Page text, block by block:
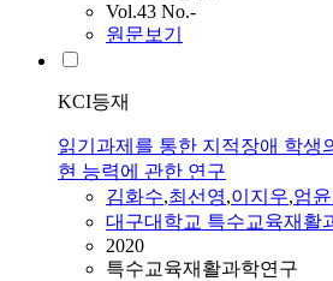
Vol.43 No.-
원문보기
KCI등재
읽기과제를 통한 지적장애 학생
현 능력에 관한 연구
김화수,최선영,이지우,엄윤
대구대학교 특수교육재활
2020
특수교육재활과학연구